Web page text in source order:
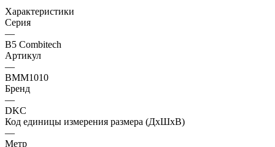
Характеристики
Серия
—
B5 Combitech
Артикул
—
BMM1010
Бренд
—
DKC
Код единицы измерения размера (ДхШхВ)
—
Метр